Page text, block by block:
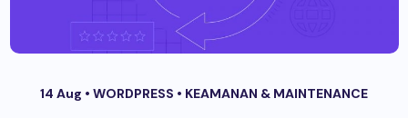
14 Aug • WORDPRESS • KEAMANAN & MAINTENANCE